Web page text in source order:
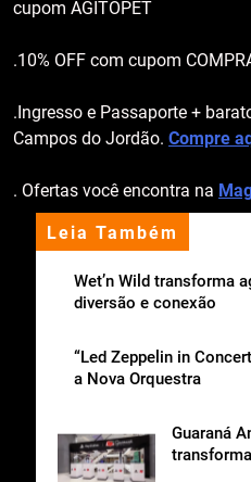
Leia Também
Wet’n Wild transforma
diversão e conexão
“Led Zeppelin in
a Nova Orquestra
Guaraná
cupom AGITOPET
.10% OFF com cupom
.Ingresso e Passaporte +
Campos do Jordão. Compre
. Ofertas você encontra na
apoio